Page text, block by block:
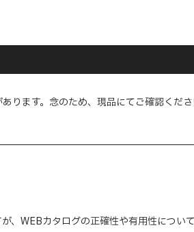
ります。念のため、現品にてご確認くださ
WEBカタログの正確性や有用性につ